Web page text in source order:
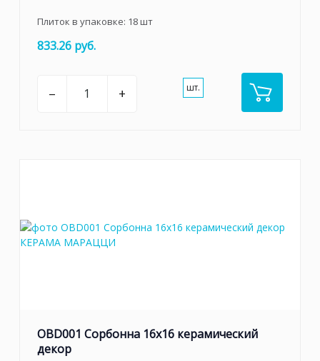
Плиток в упаковке: 18шт
833.26 руб.
– + шт.
OBD001 Сорбонна 16x16 керамический
декор